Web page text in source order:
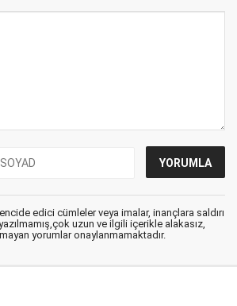
edici cümleler veya imalar, inançlara saldırı
uzun ve ilgili içerikle alakasız,
yorumlar onaylanmamaktadır.